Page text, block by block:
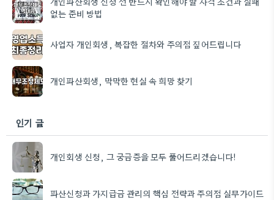
없는 준비 방법
사업자 개인회생, 복잡한 절차와 주의점 짚어드립니다
개인파산회생, 막막한 현실 속 희망 찾기
인기 글
개인회생 신청, 그 궁금증을 모두 풀어드리겠습니다!
파산신청과 가지급금 관리의 핵심 전략과 주의점 실무가이드